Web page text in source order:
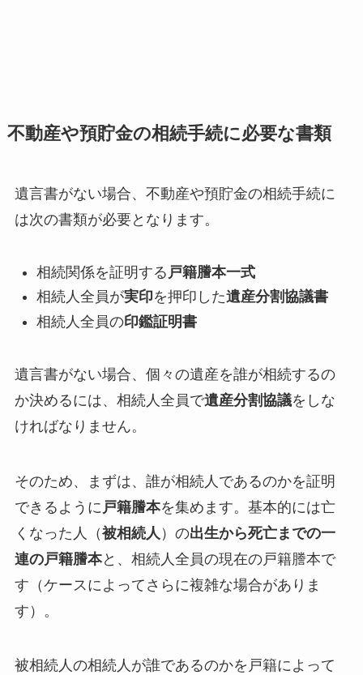
不動産や預貯金の相続手続に必要な書類
遺言書がない場合、不動産や預貯金の相続手続に
は次の書類が必要となります。
相続関係を証明する 戸籍謄本一式
相続人全員が実印を押印した遺産分割協議書
相続人全員の印鑑証明書
遺言書がない場合、個々の遺産を誰が相続するの
か決めるには、相続人全員で遺産分割協議をしな
ければなりません。
そのため、まずは、誰が相続人であるのかを証明
できるように 戸籍謄本を集めます。基本的には亡
くなった人（被相続人 ）の出生から死亡までの一
連の戸籍謄本と、相続人全員の現在の戸籍謄本で
す（ケースによってさらに複雑な場合がありま
す）。
被相続人の相続人が誰であるのかを戸籍によって